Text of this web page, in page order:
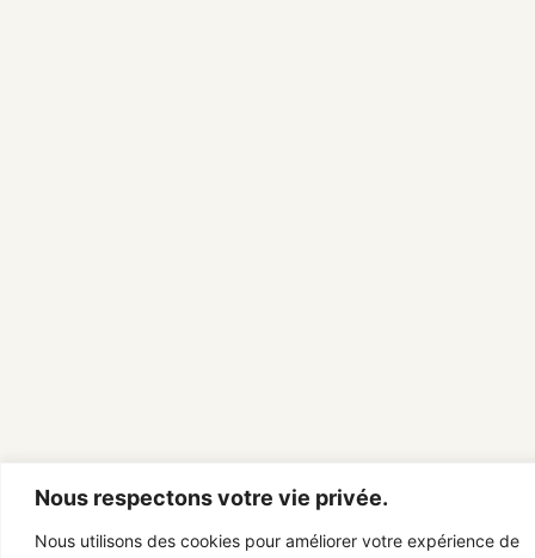
Nous respectons votre vie privée.
Nous utilisons des cookies pour améliorer votre expérience de